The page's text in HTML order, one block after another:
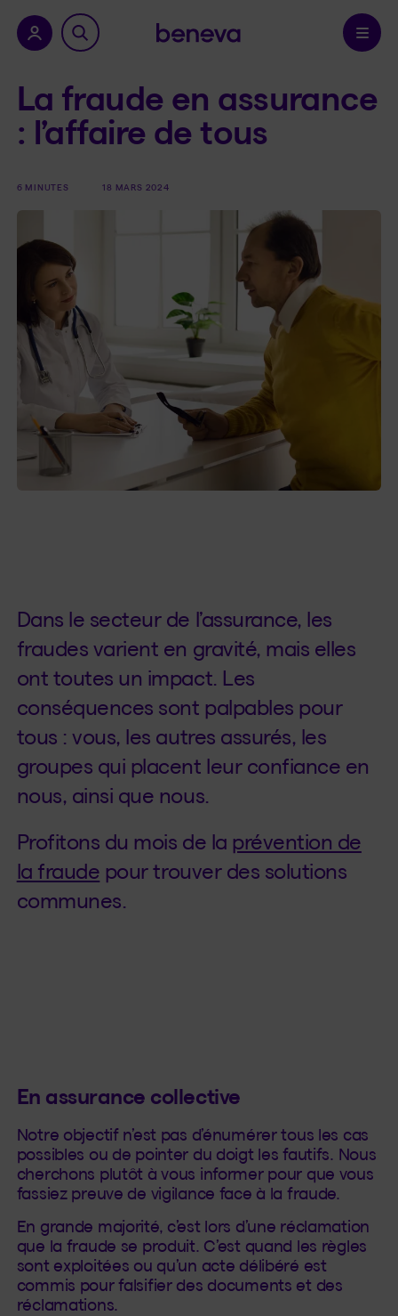
province.Confirmer
La fraude en assurance
: l’affaire de tous
6 MINUTES 18 MARS 2024
Dans le secteur de l’assurance, les
fraudes varient en gravité, mais elles
ont toutes un impact. Les
conséquences sont palpables pour
tous : vous, les autres assurés, les
groupes qui placent leur confiance en
nous, ainsi que nous.
Profitons du mois de la prévention de
la fraude pour trouver des solutions
communes.
En assurance collective
Notre objectif n’est pas d’énumérer tous les cas
possibles ou de pointer du doigt les fautifs. Nous
cherchons plutôt à vous informer pour que vous
fassiez preuve de vigilance face à la fraude.
En grande majorité, c’est lors d’une réclamation
que la fraude se produit. C’est quand les règles
sont exploitées ou qu’un acte délibéré est
commis pour falsifier des documents et des
réclamations.